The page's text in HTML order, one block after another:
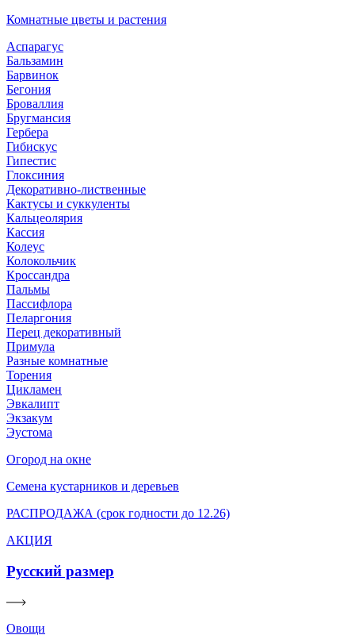
Комнатные цветы и растения
Аспарагус
Бальзамин
Барвинок
Бегония
Броваллия
Бругмансия
Гербера
Гибискус
Гипестис
Глоксиния
Декоративно-лиственные
Кактусы и суккуленты
Кальцеолярия
Кассия
Колеус
Колокольчик
Кроссандра
Пальмы
Пассифлора
Пеларгония
Перец декоративный
Примула
Разные комнатные
Торения
Цикламен
Эвкалипт
Экзакум
Эустома
Огород на окне
Семена кустарников и деревьев
РАСПРОДАЖА (срок годности до 12.26)
АКЦИЯ
Русский размер
Овощи